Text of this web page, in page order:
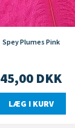
Spey Plumes Pink
45,00 DKK
LÆG I KURV